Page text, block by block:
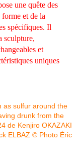
une quête des
et de la
spécifiques. Il
sculpture,
et
uniques